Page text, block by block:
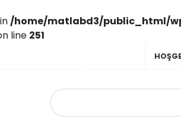
/home/matlabd3/public_html/
line 251